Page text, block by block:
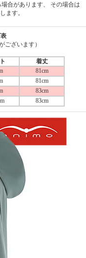
合があります、 その場合は
ます。
ございます）
着丈
81cm
81cm
83cm
83cm